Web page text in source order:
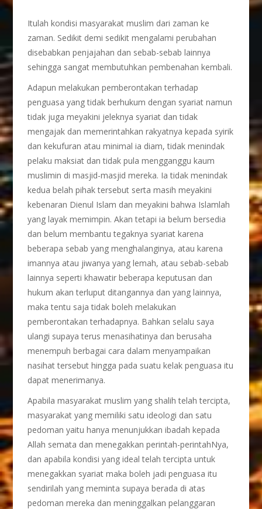
Itulah kondisi masyarakat muslim dari zaman ke
zaman. Sedikit demi sedikit mengalami perubahan
disebabkan penjajahan dan sebab-sebab lainnya
sehingga sangat membutuhkan pembenahan kembali.
Adapun melakukan pemberontakan terhadap
penguasa yang tidak berhukum dengan syariat namun
tidak juga meyakini jeleknya syariat dan tidak
mengajak dan memerintahkan rakyatnya kepada syirik
dan kekufuran atau minimal ia diam, tidak menindak
pelaku maksiat dan tidak pula mengganggu kaum
muslimin di masjid-masjid mereka. Ia tidak menindak
kedua belah pihak tersebut serta masih meyakini
kebenaran Dienul Islam dan meyakini bahwa Islamlah
yang layak memimpin. Akan tetapi ia belum bersedia
dan belum membantu tegaknya syariat karena
beberapa sebab yang menghalanginya, atau karena
imannya atau jiwanya yang lemah, atau sebab-sebab
lainnya seperti khawatir beberapa keputusan dan
hukum akan terluput ditangannya dan yang lainnya,
maka tentu saja tidak boleh melakukan
pemberontakan terhadapnya. Bahkan selalu saya
ulangi supaya terus menasihatinya dan berusaha
menempuh berbagai cara dalam menyampaikan
nasihat tersebut hingga pada suatu kelak penguasa itu
dapat menerimanya.
Apabila masyarakat muslim yang shalih telah tercipta,
masyarakat yang memiliki satu ideologi dan satu
pedoman yaitu hanya menunjukkan ibadah kepada
Allah semata dan menegakkan perintah-perintahNya,
dan apabila kondisi yang ideal telah tercipta untuk
menegakkan syariat maka boleh jadi penguasa itu
sendirilah yang meminta supaya berada di atas
pedoman mereka dan meninggalkan pelanggaran